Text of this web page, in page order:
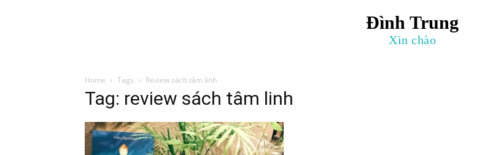
Đình Trung
Xin chào
Home Tags Review sách tâm linh
Tag: review sách tâm linh